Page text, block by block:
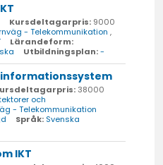
Kursdeltagarpris: 9000
- Telekommunikation ,
Lärandeform:
Utbildningsplan:-
38000
och
- Telekommunikation
Språk: Svenska
IKT